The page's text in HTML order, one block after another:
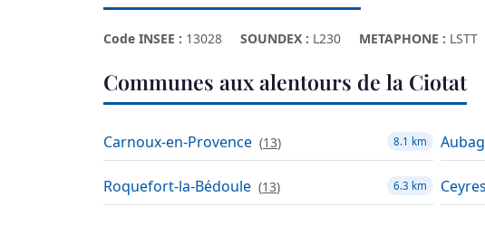
Code INSEE : 13028 SOUNDEX : L230 METAPHONE : LSTT
Communes aux alentours de la Ciotat
Carnoux-en-Provence (13) 8.1 km
Roquefort-la-Bédoule (13) 6.3 km